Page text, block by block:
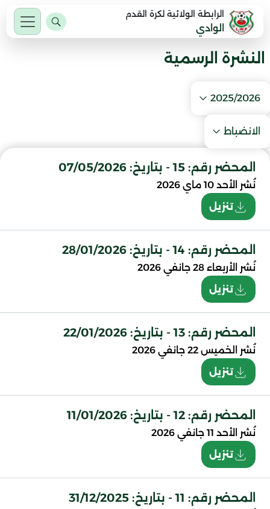
الرابطة الولائية لكرة القدم
الوادي
النشرة الرسمية
2025/2026
الانضباط
المحضر رقم: 15 - بتاريخ: 07/05/2026
نُشر الأحد 10 ماي 2026
تنزيل
المحضر رقم: 14 - بتاريخ: 28/01/2026
نُشر الأربعاء 28 جانفي 2026
تنزيل
المحضر رقم: 13 - بتاريخ: 22/01/2026
نُشر
الخميس 22 جانفي 2026
تنزيل
المحضر رقم: 12 - بتاريخ: 11/01/2026
نُشر الأحد 11 جانفي 2026
تنزيل
المحضر رقم: 11 - بتاريخ: 31/12/2025